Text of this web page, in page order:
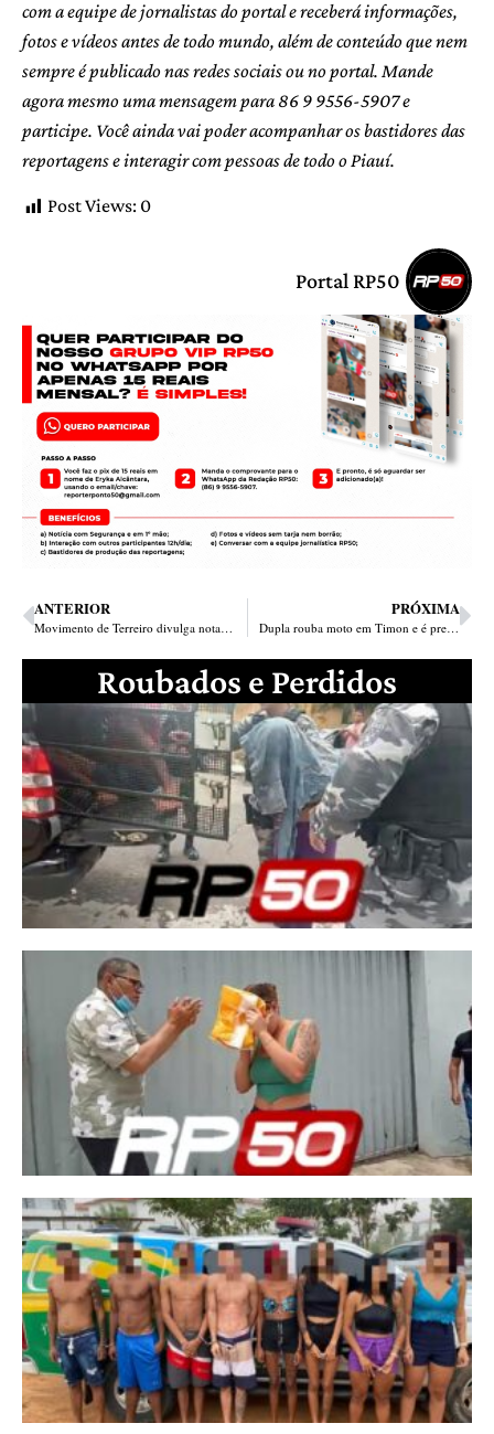
com a equipe de jornalistas do portal e receberá informações,
fotos e vídeos antes de todo mundo, além de conteúdo que nem
sempre é publicado nas redes sociais ou no portal. Mande
agora mesmo uma mensagem para 86 9 9556-5907 e
participe. Você ainda vai poder acompanhar os bastidores das
reportagens e interagir com pessoas de todo o Piauí.
Post Views: 0
Portal RP50
ANTERIOR
Movimento de Terreiro divulga nota de repúdio após prisão de falso “pai de santo”
PRÓXIMA
Dupla rouba moto em Timon e é presa indo assaltar posto em Teresina
Roubados e Perdidos